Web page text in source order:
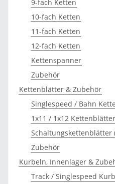
9-fach Ketten
10-fach Ketten
11-fach Ketten
12-fach Ketten
Kettenspanner
Zubehör
Kettenblätter & Zubehör
Singlespeed / Bahn
1x11 / 1x12
Schaltungskettenblätter
Zubehör
Kurbeln, Innenlager &
Track / Singlespeed